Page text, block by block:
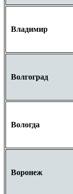
Владимир
Волгоград
Вологда
Воронеж